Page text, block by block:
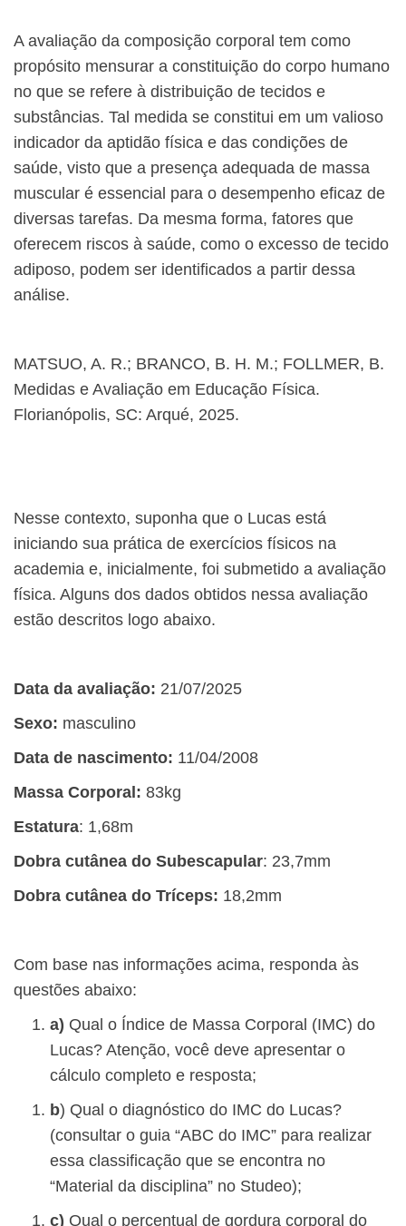
A avaliação da composição corporal tem como
propósito mensurar a constituição do corpo humano
no que se refere à distribuição de tecidos e
substâncias. Tal medida se constitui em um valioso
indicador da aptidão física e das condições de
saúde, visto que a presença adequada de massa
muscular é essencial para o desempenho eficaz de
diversas tarefas. Da mesma forma, fatores que
oferecem riscos à saúde, como o excesso de tecido
adiposo, podem ser identificados a partir dessa
análise.
MATSUO, A. R.; BRANCO, B. H. M.; FOLLMER, B.
Medidas e Avaliação em Educação Física.
Florianópolis, SC: Arqué, 2025.
Nesse contexto, suponha que o Lucas está
iniciando sua prática de exercícios físicos na
academia e, inicialmente, foi submetido a avaliação
física. Alguns dos dados obtidos nessa avaliação
estão descritos logo abaixo.
Data da avaliação: 21/07/2025
Sexo: masculino
Data de nascimento: 11/04/2008
Massa Corporal: 83kg
Estatura: 1,68m
Dobra cutânea do Subescapular: 23,7mm
Dobra cutânea do Tríceps: 18,2mm
Com base nas informações acima, responda às
questões abaixo:
a) Qual o Índice de Massa Corporal (IMC) do
Lucas? Atenção, você deve apresentar o
cálculo completo e resposta;
b) Qual o diagnóstico do IMC do Lucas?
(consultar o guia “ABC do IMC” para realizar
essa classificação que se encontra no
“Material da disciplina” no Studeo);
c) Qual o percentual de gordura corporal do